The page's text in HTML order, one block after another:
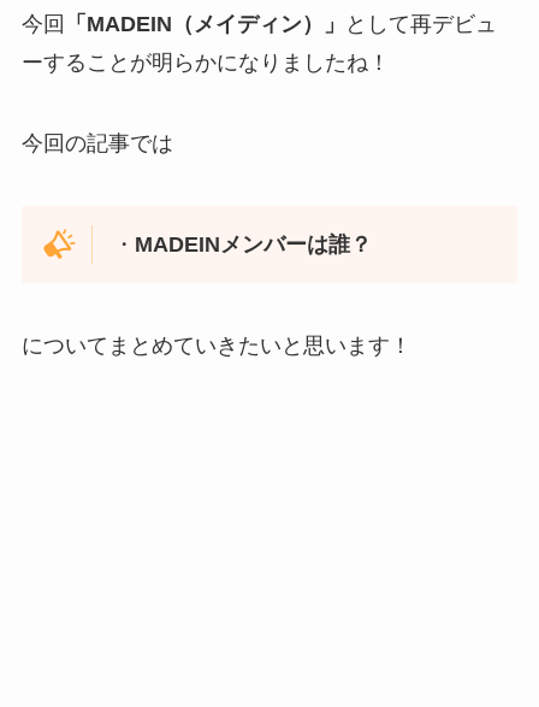
今回 「MADEIN（メイディン）」
として再デビュ
ーすることが明らかになりましたね！
今回の記事では
・ MADEINメンバーは誰？
についてまとめていきたいと思います！